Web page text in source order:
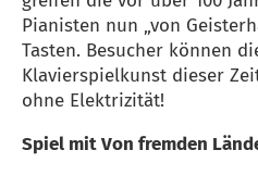
Pianisten nun „von
Tasten. Besucher können
Klavierspielkunst dieser
ohne Elektrizität!
Spiel mit Von fremden